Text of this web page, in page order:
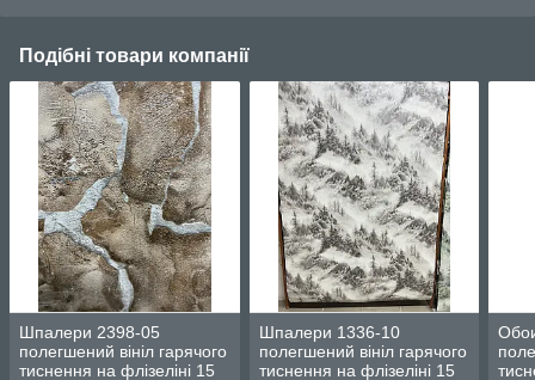
Подібні товари компанії
Шпалери 2398-05
полегшений вініл гарячого
тиснення на флізеліні 15
Шпалери 1336-10
полегшений вініл гарячого
тиснення на флізеліні 15